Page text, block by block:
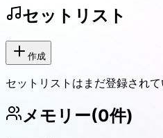
セットリスト
作成
セットリストはまだ登録され
メモリー(0件)